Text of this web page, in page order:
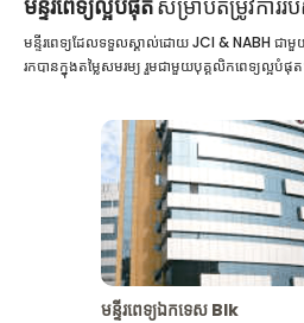
មន្ទីរពេទ្យល្អបំផុតសម្រាប់តម្រូវការរ
មន្ទីរពេទ្យដែលទទួលស្គាល់ដោយ JCI & NABH ជាមួ
រកបានក្នុងតម្លៃសមរម្យ រួមជាមួយបុគ្គលិកពេទ្យល្អបំផុ
មន្ទីរពេទ្យឯកទេស Blk